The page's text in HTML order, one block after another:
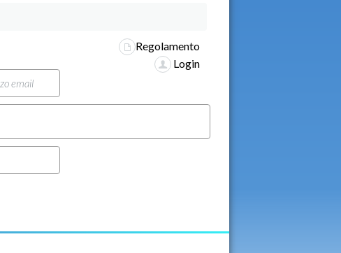
Regolamento
Login